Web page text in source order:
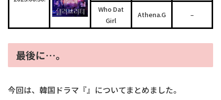
Who Dat
Girl
Athena.G –
最後に…。
今回は、韓国ドラマ『』についてまとめました。